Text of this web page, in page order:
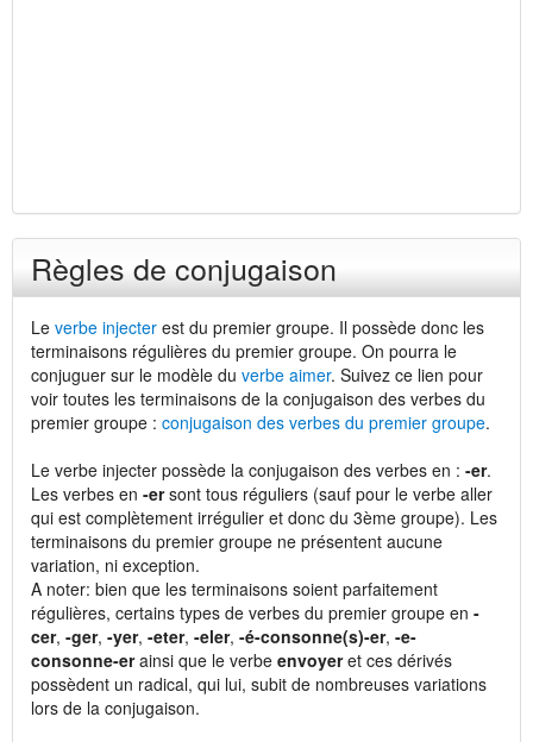
Règles de conjugaison
Le verbe injecter est du premier groupe. Il possède donc les
terminaisons régulières du premier groupe. On pourra le
conjuguer sur le modèle du verbe aimer. Suivez ce lien pour
voir toutes les terminaisons de la conjugaison des verbes du
premier groupe : conjugaison des verbes du premier groupe.
Le verbe injecter possède la conjugaison des verbes en : -er.
Les verbes en -ersont tous réguliers (sauf pour le verbe aller
qui est complètement irrégulier et donc du 3ème groupe). Les
terminaisons du premier groupe ne présentent aucune
variation, ni exception.
A noter: bien que les terminaisons soient parfaitement
régulières, certains types de verbes du premier groupe en -
cer, -ger, -yer, -eter, -eler, -é-consonne(s)-er, -e-
consonne-erainsi que le verbe envoyeret ces dérivés
possèdent un radical, qui lui, subit de nombreuses variations
lors de la conjugaison.